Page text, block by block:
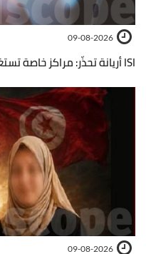
09-08-2026
ISI أريانة تحذّر: مراكز خاصة تستغل اسم المعهد لتحقيق أرباح
09-08-2026